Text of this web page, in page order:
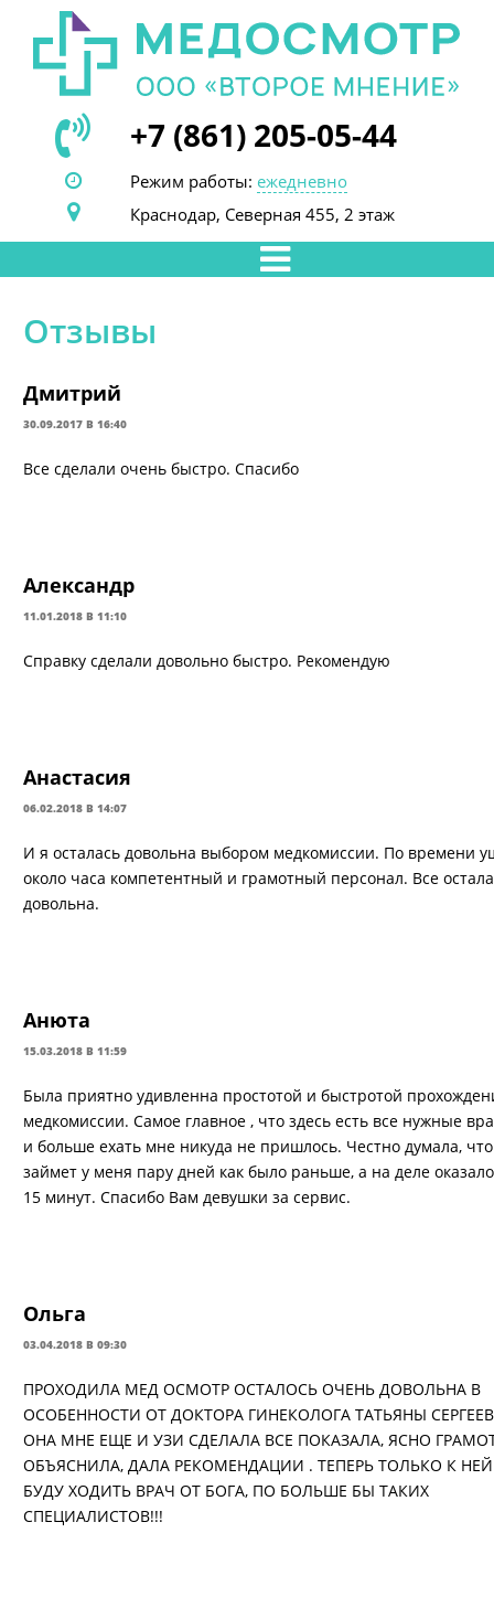
+7 (861) 205-05-44
Режим работы: ежедневно
Краснодар, Северная 455, 2 этаж
Отзывы
Дмитрий
30.09.2017 В 16:40
Все сделали очень быстро. Спасибо
Александр
11.01.2018 В 11:10
Справку сделали довольно быстро. Рекомендую
Анастасия
06.02.2018 В 14:07
И я осталась довольна выбором медкомиссии. По времени
около часа компетентный и грамотный персонал. Все
довольна.
Анюта
15.03.2018 В 11:59
Была приятно удивленна простотой и быстротой
медкомиссии. Самое главное , что здесь есть все нужные
и больше ехать мне никуда не пришлось. Честно думала, что
займет у меня пару дней как было раньше, а на деле
15 минут. Спасибо Вам девушки за сервис.
Ольга
03.04.2018 В 09:30
ПРОХОДИЛА МЕД ОСМОТР ОСТАЛОСЬ ОЧЕНЬ ДОВОЛЬНА В
ОСОБЕННОСТИ ОТ ДОКТОРА ГИНЕКОЛОГА ТАТЬЯНЫ
ОНА МНЕ ЕЩЕ И УЗИ СДЕЛАЛА ВСЕ ПОКАЗАЛА, ЯСНО
ОБЪЯСНИЛА, ДАЛА РЕКОМЕНДАЦИИ . ТЕПЕРЬ ТОЛЬКО К НЕЙ
БУДУ ХОДИТЬ ВРАЧ ОТ БОГА, ПО БОЛЬШЕ БЫ ТАКИХ
СПЕЦИАЛИСТОВ!!!